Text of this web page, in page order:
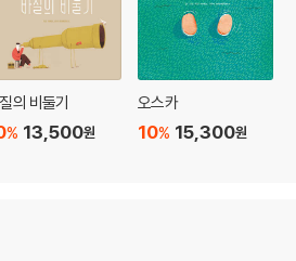
의 비둘기
13,500원
%
오스카
15,300원
10%